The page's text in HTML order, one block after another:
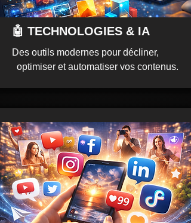
🤖 TECHNOLOGIES & IA
Des outils modernes pour décliner,
optimiser et automatiser vos contenus.